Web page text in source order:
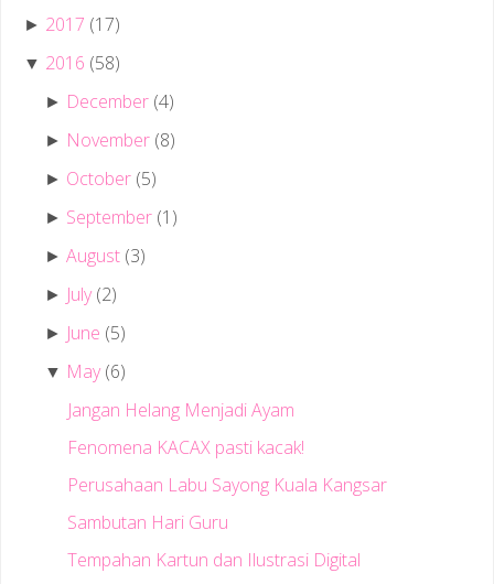
► 2017 (17)
▼ 2016 (58)
► December (4)
► November (8)
► October (5)
► September (1)
►August (3)
► July (2)
► June (5)
▼ May (6)
Jangan Helang Menjadi Ayam
Fenomena KACAX pasti kacak!
Perusahaan Labu Sayong Kuala Kangsar
Sambutan Hari Guru
Tempahan Kartun dan Ilustrasi Digital